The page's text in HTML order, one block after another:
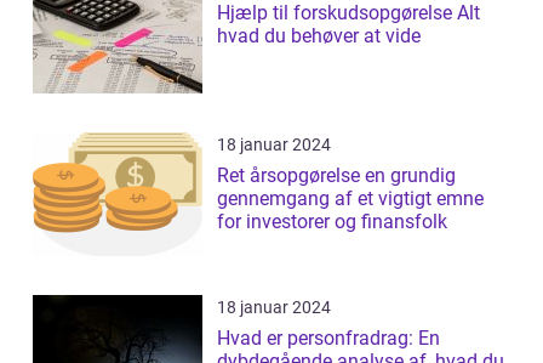
Hjælp til forskudsopgørelse Alt
hvad du behøver at vide
18 januar 2024
Ret årsopgørelse en grundig
gennemgang af et vigtigt emne
for investorer og finansfolk
18 januar 2024
Hvad er personfradrag: En